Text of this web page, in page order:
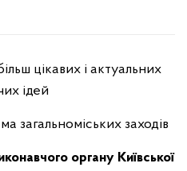
цікавих і актуальних
ідей
загальноміських заходів
органу Київської